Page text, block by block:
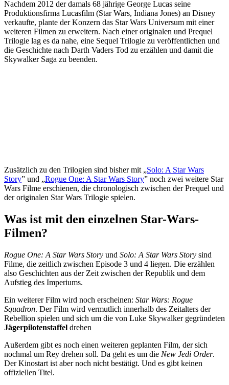
Nachdem 2012 der damals 68 jährige George Lucas seine
Produktionsfirma Lucasfilm (Star Wars, Indiana Jones) an Disney
verkaufte, plante der Konzern das Star Wars Universum mit einer
weiteren Filmen zu erweitern. Nach einer originalen und Prequel
Trilogie lag es da nahe, eine Sequel Trilogie zu veröffentlichen und
die Geschichte nach Darth Vaders Tod zu erzählen und damit die
Skywalker Saga zu beenden.
Zusätzlich zu den Trilogien sind bisher mit „Solo: A Star Wars
Story” und „Rogue One: A Star Wars Story” noch zwei weitere Star
Wars Filme erschienen, die chronologisch zwischen der Prequel und
der originalen Star Wars Trilogie spielen.
Was ist mit den einzelnen Star-Wars-
Filmen?
Rogue One: A Star Wars Story und Solo: A Star Wars Story sind
Filme, die zeitlich zwischen Episode 3 und 4 liegen. Die erzählen
also Geschichten aus der Zeit zwischen der Republik und dem
Aufstieg des Imperiums.
Ein weiterer Film wird noch erscheinen: Star Wars: Rogue
Squadron. Der Film wird vermutlich innerhalb des Zeitalters der
Rebellion spielen und sich um die von Luke Skywalker gegründeten
Jägerpilotenstaffel drehen
Außerdem gibt es noch einen weiteren geplanten Film, der sich
nochmal um Rey drehen soll. Da geht es um die New Jedi Order.
Der Kinostart ist aber noch nicht bestätigt. Und es gibt keinen
offiziellen Titel.